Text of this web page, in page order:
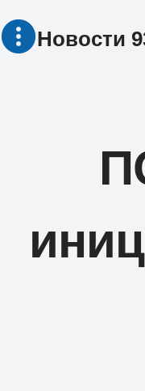
Перейти
Новости